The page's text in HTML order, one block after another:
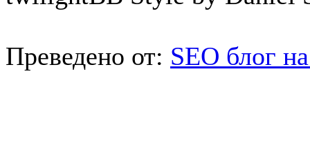
Преведено от: SEO блог